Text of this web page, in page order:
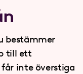
bestämmer
till ett
inte överstiga